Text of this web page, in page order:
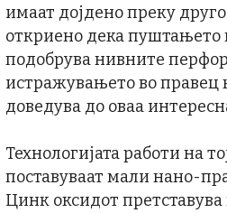
имаат дојдено преку
откриено дека пуштањето
подобрува нивните
истражувањето во правец
доведува до оваа
Технологијата работи на
поставуваат мали нано-
Цинк оксидот